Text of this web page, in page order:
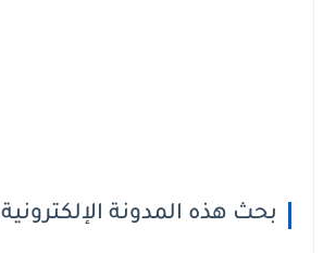
بحث هذه المدونة الإلكترونية